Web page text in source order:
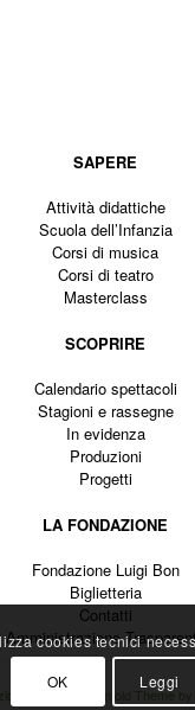
SAPERE
Attività didattiche
Scuola dell’Infanzia
Corsi di musica
Corsi di teatro
Masterclass
SCOPRIRE
Calendario spettacoli
Stagioni e rassegne
In evidenza
Produzioni
Progetti
LA FONDAZIONE
Fondazione Luigi Bon
Biglietteria
Contatti
Amministrazione
Luigi Bon Enfold Theme
cookies tecnici
OK Leggi